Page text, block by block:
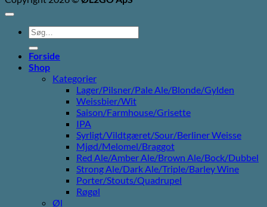
Søg
efter:
Forside
Shop
Kategorier
Lager/Pilsner/Pale Ale/Blonde/Gylden
Weissbier/Wit
Saison/Farmhouse/Grisette
IPA
Syrligt/Vildtgæret/Sour/Berliner Weisse
Mjød/Melomel/Braggot
Red Ale/Amber Ale/Brown Ale/Bock/Dubbel
Strong Ale/Dark Ale/Triple/Barley Wine
Porter/Stouts/Quadrupel
Røgøl
Øl